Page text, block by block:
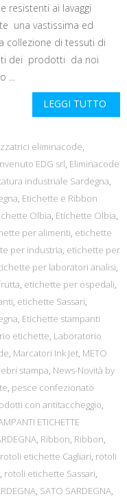
resistenti ai lavaggi
una vastissima ed
collezione di tessuti di
dei prodotti da noi
...
LEGGI TUTTO
eliminacode,
EDG srl, Eliminacode
industriale Sardegna,
, Etichette e Ribbon
Olbia, Etichette Olbia,
per alimenti, etichette
per industria, etichette per
per laboratori analisi,
, etichette per ospedali,
, etichette Sassari,
, Etichette stampanti
etichette, Laboratorio
, Marcatori Ink Jet, METO
stampa, News-Novità by
, pesce confezionato
con antitaccheggio,
ETICHETTE
, Ribbon, Ribbon,
rotoli etichette Cagliari, rotoli
, rotoli etichette Sassari,
, SATO SARDEGNA,